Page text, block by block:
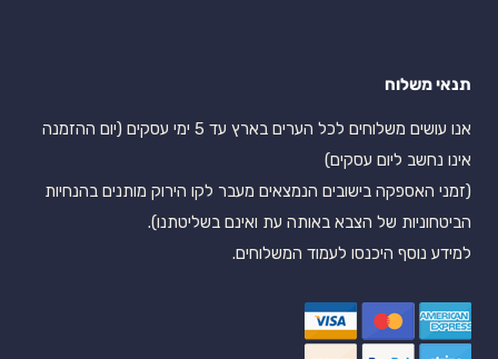
תנאי משלוח
אנו עושים משלוחים לכל הערים בארץ עד 5 ימי עסקים (יום ההזמנה
אינו נחשב ליום עסקים)
(זמני האספקה בישובים הנמצאים מעבר לקו הירוק מותנים בהנחיות
הביטחוניות של הצבא באותה עת ואינם בשליטתנו).
למידע נוסף היכנסו לעמוד המשלוחים.